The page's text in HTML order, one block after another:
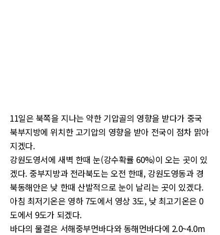
11일은 북쪽을 지나는 약한 기압골의 영향을 받다가 중국
북부지방에 위치한 고기압의 영향을 받아 전국이 점차 맑아
지겠다.
강원도영서에 새벽 한때 눈(강수확률 60%)이 오는 곳이 있
겠다. 중부지방과 전라북도는 오전 한때, 강원도영동과 경
북동해안은 낮 한때 산발적으로 눈이 날리는 곳이 있겠다.
아침 최저기온은 영하 7도에서 영상 3도, 낮 최고기온은 0
도에서 9도가 되겠다.
바다의 물결은 서해중부먼바다와 동해먼바다에 2.0~4.0m